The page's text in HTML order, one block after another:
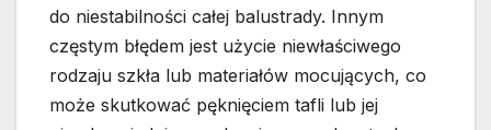
do niestabilności całej balustrady. Innym
częstym błędem jest użycie niewłaściwego
rodzaju szkła lub materiałów mocujących, co
może skutkować pęknięciem tafli lub jej